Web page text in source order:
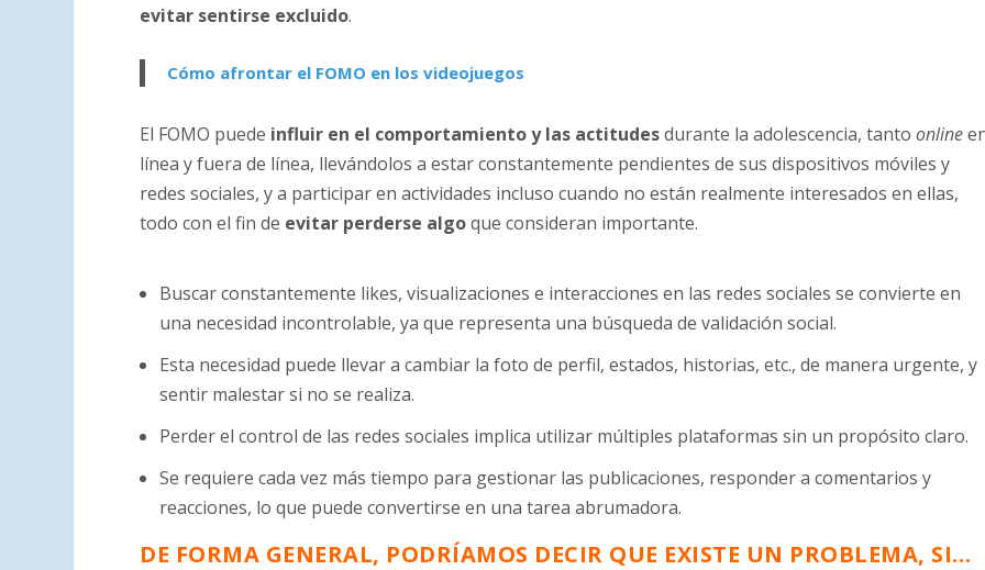
evitar sentirse excluido.
Cómo afrontar el FOMO en los videojuegos
El FOMO puede influir en el comportamiento y las actitudesdurante la adolescencia, tantoonline
línea y fuera de línea, llevándolos a estar constantemente pendientes de sus dispositivos móviles y
redes sociales, y a participar en actividades incluso cuando no están realmente interesados en ellas,
todo con el fin de evitar perderse algoque consideran importante.
Buscar constantemente likes, visualizaciones e interacciones en las redes sociales se convierte en
una necesidad incontrolable, ya que representa una búsqueda de validación social.
Esta necesidad puede llevar a cambiar la foto de perfil, estados, historias, etc., de manera urgente, y
sentir malestar si no se realiza.
Perder el control de las redes sociales implica utilizar múltiples plataformas sin un propósito claro.
Se requiere cada vez más tiempo para gestionar las publicaciones, responder a comentarios y
reacciones, lo que puede convertirse en una tarea abrumadora.
DE FORMA GENERAL, PODRÍAMOS DECIR QUE EXISTE UN PROBLEMA, SI…